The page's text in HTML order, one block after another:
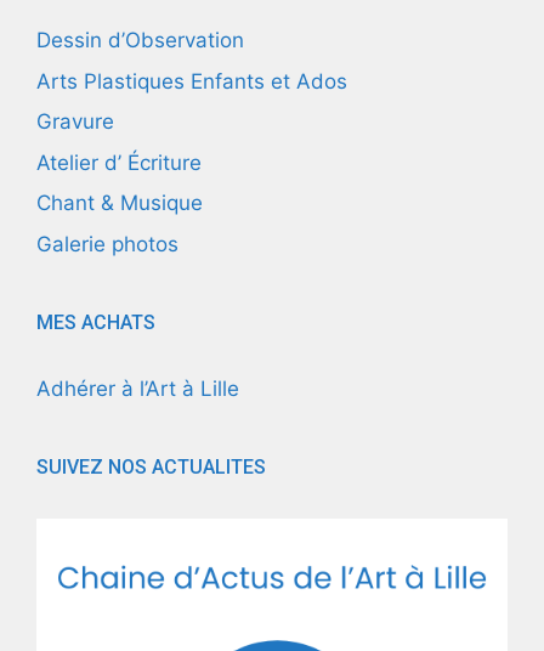
Dessin d’Observation
Arts Plastiques Enfants et Ados
Gravure
Atelier d’ Écriture
Chant & Musique
Galerie photos
MES ACHATS
Adhérer à l’Art à Lille
SUIVEZ NOS ACTUALITES